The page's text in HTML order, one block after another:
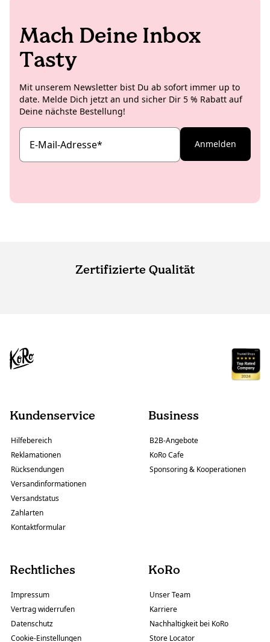
Mach Deine Inbox
Tasty
Mit unserem Newsletter bist Du ab sofort immer up to
date. Melde Dich jetzt an und sicher Dir 5 % Rabatt auf
Deine nächste Bestellung!
E-Mail-Adresse* Anmelden
Zertifizierte Qualität
Kundenservice
Hilfebereich
Reklamationen
Rücksendungen
Versandinformationen
Versandstatus
Zahlarten
Kontaktformular
Business
B2B-Angebote
KoRo Cafe
Sponsoring & Kooperationen
Rechtliches
Impressum
Vertrag widerrufen
Datenschutz
Cookie-Einstellungen
KoRo
Unser Team
Karriere
Nachhaltigkeit bei KoRo
Store Locator